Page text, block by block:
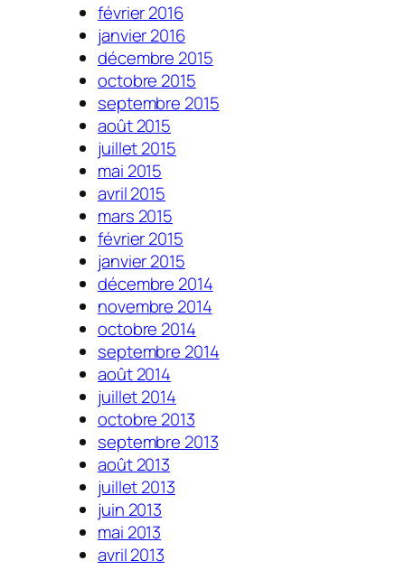
février 2016
janvier 2016
décembre 2015
octobre 2015
septembre 2015
août 2015
juillet 2015
mai 2015
avril 2015
mars 2015
février 2015
janvier 2015
décembre 2014
novembre 2014
octobre 2014
septembre 2014
août 2014
juillet 2014
octobre 2013
septembre 2013
août 2013
juillet 2013
juin 2013
mai 2013
avril 2013